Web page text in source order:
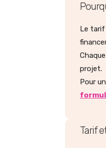
Le
projet.
Pour
Tarif